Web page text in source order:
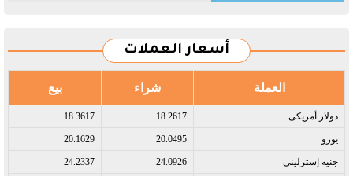
أسعار العملات
العملة شراء بيع
دولار أمريكى​ 18.2617
18.3617
يورو​ 20.0495
20.1629
جنيه إسترلينى​ 24.0926
24.2337